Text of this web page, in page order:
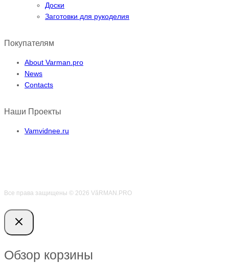
Доски
Заготовки для рукоделия
Покупателям
About Varman.pro
News
Contacts
Наши Проекты
Vamvidnee.ru
Все права защищены © 2026 VӑRMAN.PRO
Обзор корзины